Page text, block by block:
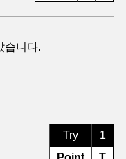
습니다.
Try
1